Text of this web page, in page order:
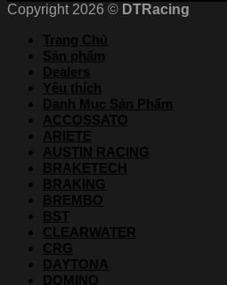
Copyright 2026 © DTRacing
Trang Chủ
Sản phẩm
Dealers
Yêu thích
Danh Mục Sản Phẩm
ACCOSSATO
ARIETE
AUSTIN RACING
BRAKETECH
BRAKING
BREMBO
BST
CLEARWATER
CRG
DAYTONA
DOMINO